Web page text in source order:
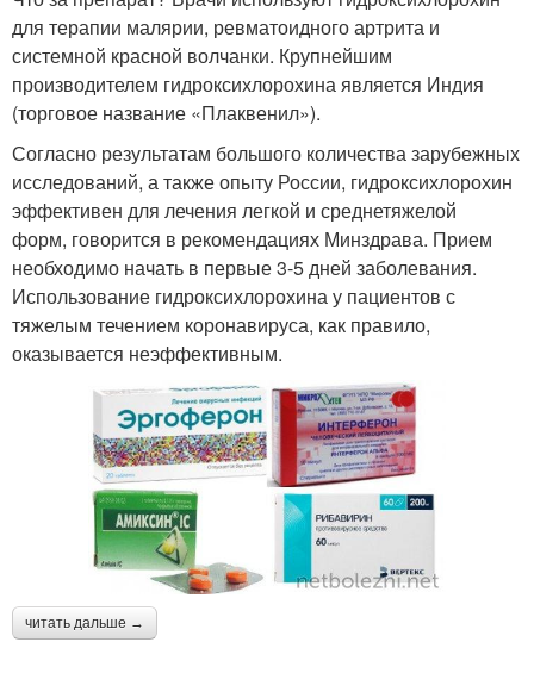
для терапии малярии, ревматоидного артрита и
системной красной волчанки. Крупнейшим
производителем гидроксихлорохина является Индия
(торговое название «Плаквенил»).
Согласно результатам большого количества зарубежных
исследований, а также опыту России, гидроксихлорохин
эффективен для лечения легкой и среднетяжелой
форм, говорится в рекомендациях Минздрава. Прием
необходимо начать в первые 3-5 дней заболевания.
Использование гидроксихлорохина у пациентов с
тяжелым течением коронавируса, как правило,
оказывается неэффективным.
читать дальше →